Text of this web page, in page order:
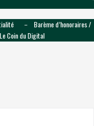
– Barème d’honoraires /
Le Coin du Digital